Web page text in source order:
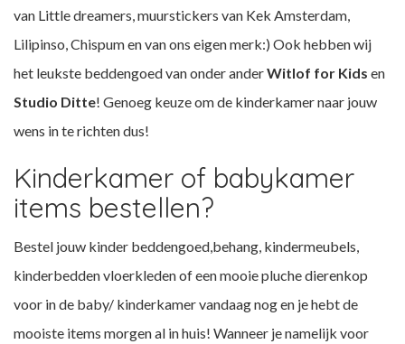
van Little dreamers, muurstickers van Kek Amsterdam,
Lilipinso, Chispumen van ons eigen merk:) Ook hebben wij
het leukste beddengoedvan onder anderWitlof for Kids en
Studio Ditte! Genoeg keuze om de kinderkamer naar jouw
wens in te richten dus!
Kinderkamer of babykamer
items bestellen?
Bestel jouw kinder beddengoed,behang, kindermeubels,
kinderbedden vloerkleden of een mooie pluche dierenkop
voor in de baby/ kinderkamer vandaag nog en je hebt de
mooiste items morgen al in huis! Wanneer je namelijk voor